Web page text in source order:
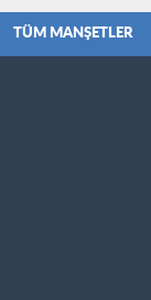
TÜM MANŞETLER